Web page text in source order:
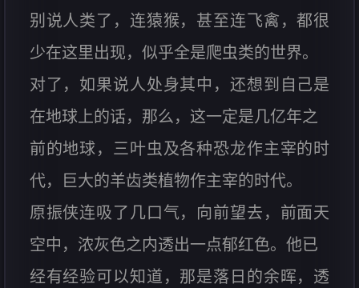
别说人类了，连猿猴，甚至连飞禽，都很
少在这里出现，似乎全是爬虫类的世界。
对了，如果说人处身其中，还想到自己是
在地球上的话，那么，这一定是几亿年之
前的地球，三叶虫及各种恐龙作主宰的时
代，巨大的羊齿类植物作主宰的时代。
原振侠连吸了几口气，向前望去，前面天
空中，浓灰色之内透出一点郁红色。他已
经有经验可以知道，那是落日的余晖，透